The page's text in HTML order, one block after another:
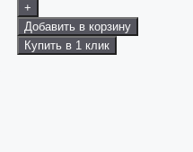
+
Добавить в корзину
Купить в 1 клик